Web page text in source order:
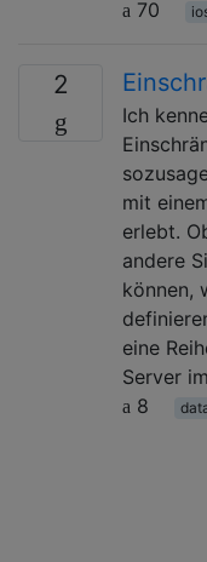
70
2
Ich
mit
erlebt.
andere
können,
eine
Server
8